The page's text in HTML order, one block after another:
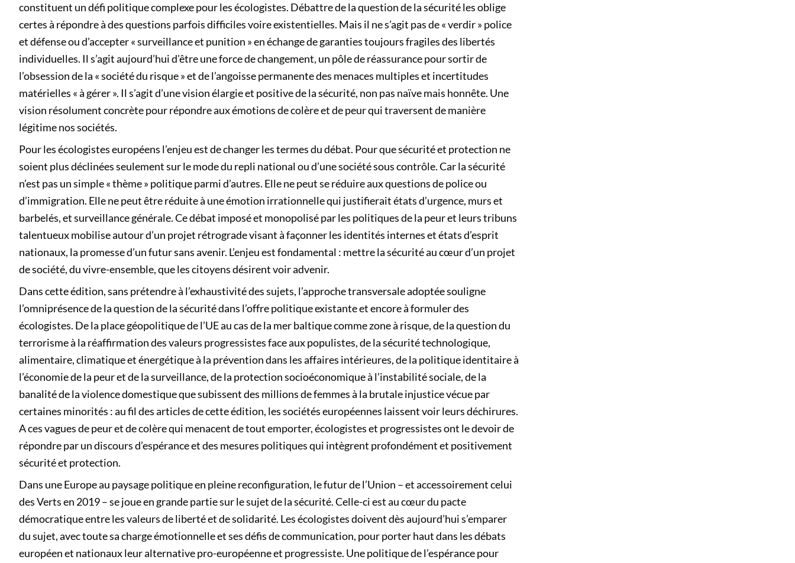
constituent un défi politique complexe pour les écologistes. Débattre de la question de la sécurité les oblige
certes à répondre à des questions parfois difficiles voire existentielles. Mais il ne s’agit pas de « verdir » police
et défense ou d’accepter « surveillance et punition » en échange de garanties toujours fragiles des libertés
individuelles. Il s’agit aujourd’hui d’être une force de changement, un pôle de réassurance pour sortir de
l’obsession de la « société du risque » et de l’angoisse permanente des menaces multiples et incertitudes
matérielles « à gérer ». Il s’agit d’une vision élargie et positive de la sécurité, non pas naïve mais honnête. Une
vision résolument concrète pour répondre aux émotions de colère et de peur qui traversent de manière
légitime nos sociétés.
Pour les écologistes européens l’enjeu est de changer les termes du débat. Pour que sécurité et protection ne
soient plus déclinées seulement sur le mode du repli national ou d’une société sous contrôle. Car la sécurité
n’est pas un simple « thème » politique parmi d’autres. Elle ne peut se réduire aux questions de police ou
d’immigration. Elle ne peut être réduite à une émotion irrationnelle qui justifierait états d’urgence, murs et
barbelés, et surveillance générale. Ce débat imposé et monopolisé par les politiques de la peur et leurs tribuns
talentueux mobilise autour d’un projet rétrograde visant à façonner les identités internes et états d’esprit
nationaux, la promesse d’un futur sans avenir. L’enjeu est fondamental : mettre la sécurité au cœur d’un projet
de société, du vivre-ensemble, que les citoyens désirent voir advenir.
Dans cette édition, sans prétendre à l’exhaustivité des sujets, l’approche transversale adoptée souligne
l’omniprésence de la question de la sécurité dans l’offre politique existante et encore à formuler des
écologistes. De la place géopolitique de l’UE au cas de la mer baltique comme zone à risque, de la question du
terrorisme à la réaffirmation des valeurs progressistes face aux populistes, de la sécurité technologique,
alimentaire, climatique et énergétique à la prévention dans les affaires intérieures, de la politique identitaire à
l’économie de la peur et de la surveillance, de la protection socioéconomique à l’instabilité sociale, de la
banalité de la violence domestique que subissent des millions de femmes à la brutale injustice vécue par
certaines minorités : au fil des articles de cette édition, les sociétés européennes laissent voir leurs déchirures.
A ces vagues de peur et de colère qui menacent de tout emporter, écologistes et progressistes ont le devoir de
répondre par un discours d’espérance et des mesures politiques qui intègrent profondément et positivement
sécurité et protection.
Dans une Europe au paysage politique en pleine reconfiguration, le futur de l’Union – et accessoirement celui
des Verts en 2019 – se joue en grande partie sur le sujet de la sécurité. Celle-ci est au cœur du pacte
démocratique entre les valeurs de liberté et de solidarité. Les écologistes doivent dès aujourd’hui s’emparer
du sujet, avec toute sa charge émotionnelle et ses défis de communication, pour porter haut dans les débats
européen et nationaux leur alternative pro-européenne et progressiste. Une politique de l’espérance pour